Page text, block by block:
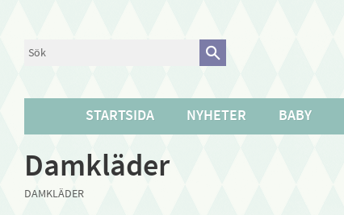
STARTSIDA NYHETER BABY
Damkläder
DAMKLÄDER